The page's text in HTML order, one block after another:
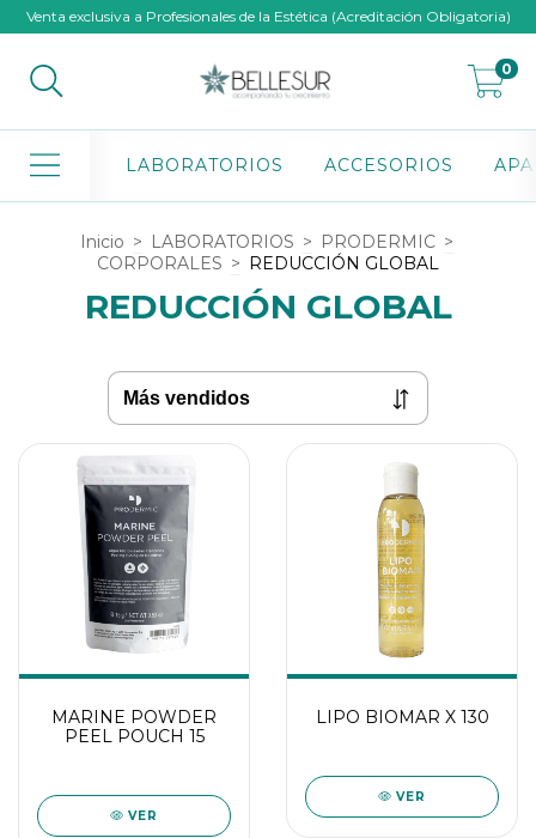
Venta exclusiva a Profesionales de la Estética (Acreditación Obligatoria)
0
LABORATORIOS ACCESORIOS
Inicio > LABORATORIOS > PRODERMIC >
CORPORALES > REDUCCIÓN GLOBAL
REDUCCIÓN GLOBAL
MARINE POWDER
PEEL POUCH 15
VER
LIPO BIOMAR X 130
VER